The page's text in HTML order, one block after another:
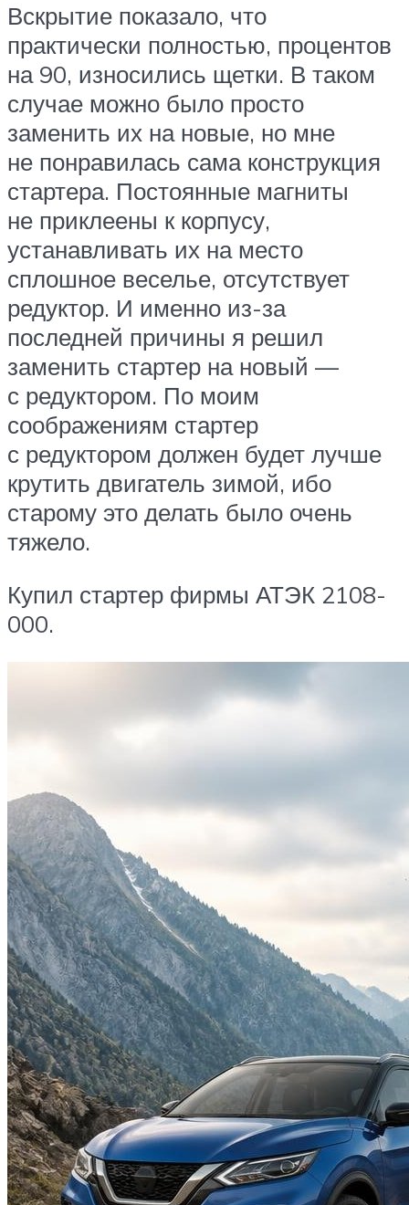
Вскрытие показало, что
практически полностью, процентов
на 90, износились щетки. В таком
случае можно было просто
заменить их на новые, но мне
не понравилась сама конструкция
стартера. Постоянные магниты
не приклеены к корпусу,
устанавливать их на место
сплошное веселье, отсутствует
редуктор. И именно из-за
последней причины я решил
заменить стартер на новый —
с редуктором. По моим
соображениям стартер
с редуктором должен будет лучше
крутить двигатель зимой, ибо
старому это делать было очень
тяжело.
Купил стартер фирмы АТЭК 2108-
000.